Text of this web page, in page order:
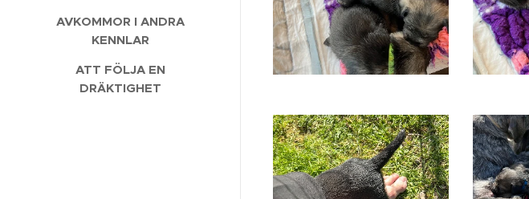
AVKOMMOR I ANDRA
KENNLAR
ATT FÖLJA EN
DRÄKTIGHET